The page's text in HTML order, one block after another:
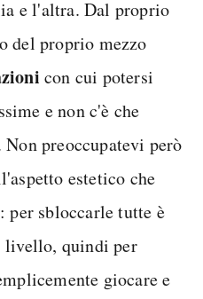
e l'altra. Dal proprio
del proprio mezzo
con cui potersi
e non c'è che
preoccupatevi però
estetico che
per sbloccarle tutte è
livello, quindi per
giocare e